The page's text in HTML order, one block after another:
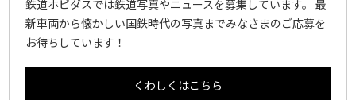
鉄道ホビダスでは鉄道写真やニュースを募集しています。 最
新車両から懐かしい国鉄時代の写真までみなさまのご応募を
お待ちしています！
くわしくはこちら